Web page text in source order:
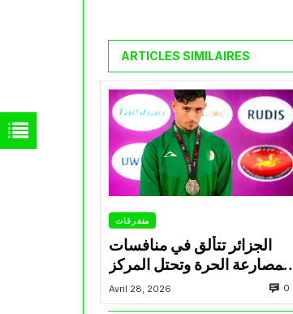
ARTICLES SIMILAIRES
متفرقات
الجزائر تتألق في منافسات
المصارعة الحرة وتحتل المركز
الثاني في البطولة الإفريقية
U17
Avril 28, 2026 0